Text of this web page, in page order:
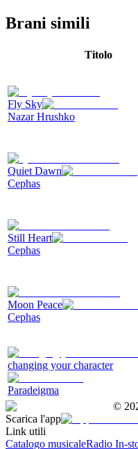
Brani simili
Titolo
Fly Sky
Nazar Hrushko
Quiet Dawn
Cephas
Still Heart
Cephas
Moon Peace
Cephas
changing your character
Paradeigma
©
Scarica l'app
Link utili
Catalogo musicaleRadio In-